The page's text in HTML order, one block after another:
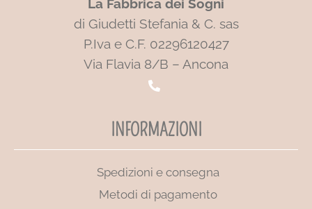
La Fabbrica dei Sogni
di Giudetti Stefania & C. sas
P.Iva e C.F. 02296120427
Via Flavia 8/B – Ancona
INFORMAZIONI
Spedizioni e consegna
Metodi di pagamento